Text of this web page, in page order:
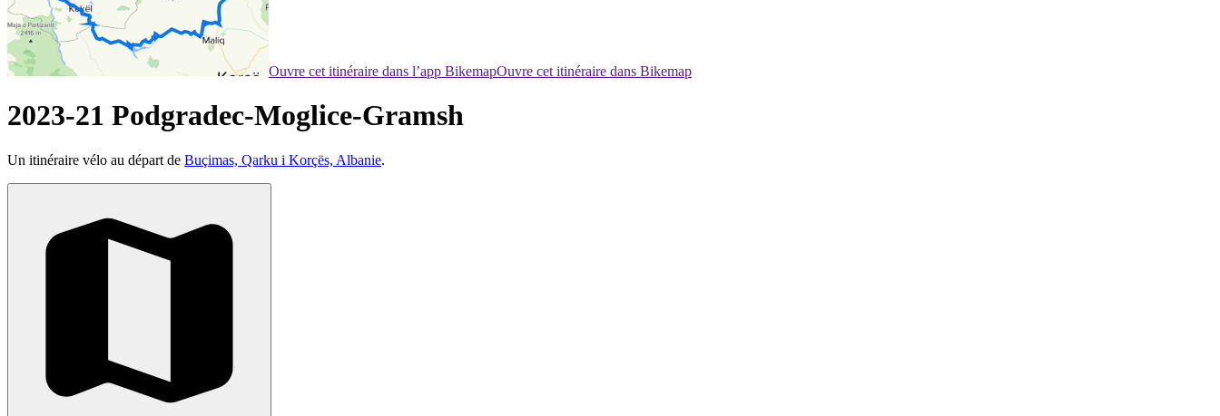
Ouvre cet itinéraire dans l’app BikemapOuvre cet itinéraire dans Bikemap
2023-21 Podgradec-Moglice-Gramsh
Un itinéraire vélo au départ de Buçimas, Qarku i Korçës, Albanie.